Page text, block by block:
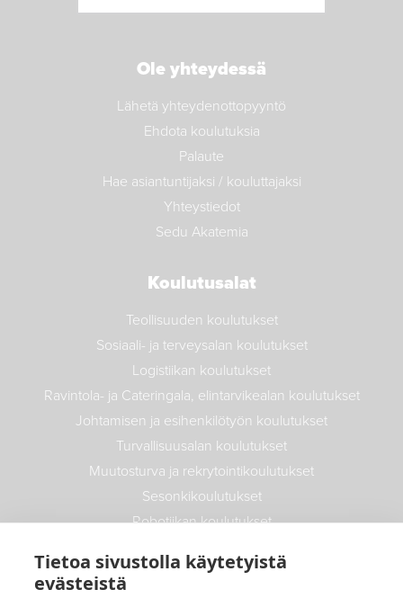
Koulutusalat
Teollisuuden koulutukset
Sosiaali- ja terveysalan koulutukset
Logistiikan koulutukset
Ravintola- ja Cateringala, elintarvikealan koulutukset
Johtamisen ja esihenkilötyön koulutukset
Turvallisuusalan koulutukset
Muutosturva ja rekrytointikoulutukset
Sesonkikoulutukset
Robotiikan koulutukset
Autoalan koulutukset
Ole yhteydessä
Lähetä yhteydenottopyyntö
Ehdota koulutuksia
Palaute
Hae asiantuntijaksi / kouluttajaksi
Yhteystiedot
Sedu Akatemia
Tietoa sivustolla käytetyistä
evästeistä